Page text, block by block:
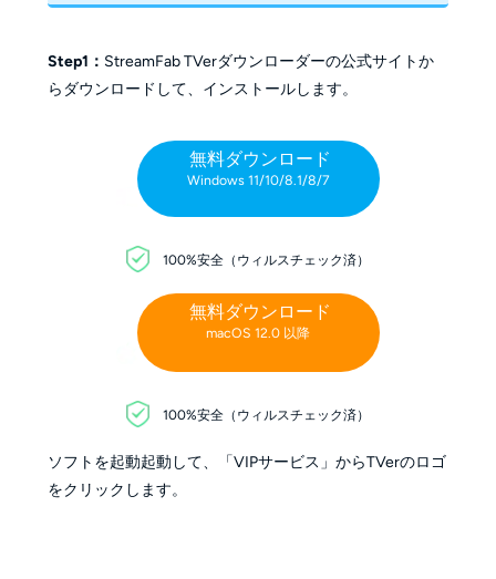
Step1： StreamFab TVerダウンローダーの公式サイトか
らダウンロードして、インストールします。
無料ダウンロード
Windows 11/10/8.1/8/7
100%安全（ウィルスチェック済）
無料ダウンロード
macOS 12.0 以降
100%安全（ウィルスチェック済）
ソフトを起動起動して、「VIPサービス」からTVerのロゴ
をクリックします。